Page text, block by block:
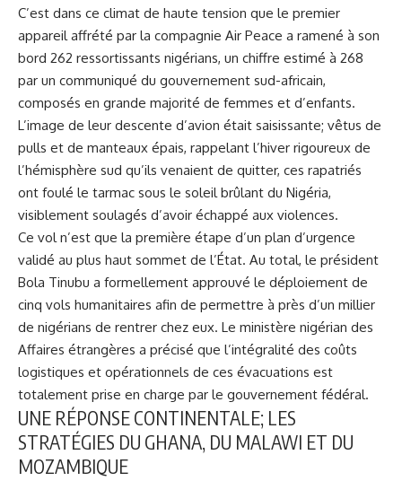
C’est dans ce climat de haute tension que le premier
appareil affrété par la compagnie Air Peace a ramené à son
bord 262 ressortissants nigérians, un chiffre estimé à 268
par un communiqué du gouvernement sud-africain,
composés en grande majorité de femmes et d’enfants.
L’image de leur descente d’avion était saisissante; vêtus de
pulls et de manteaux épais, rappelant l’hiver rigoureux de
l’hémisphère sud qu’ils venaient de quitter, ces rapatriés
ont foulé le tarmac sous le soleil brûlant du Nigéria,
visiblement soulagés d’avoir échappé aux violences.
Ce vol n’est que la première étape d’un plan d’urgence
validé au plus haut sommet de l’État. Au total, le président
Bola Tinubu a formellement approuvé le déploiement de
cinq vols humanitaires afin de permettre à près d’un millier
de nigérians de rentrer chez eux. Le ministère nigérian des
Affaires étrangères a précisé que l’intégralité des coûts
logistiques et opérationnels de ces évacuations est
totalement prise en charge par le gouvernement fédéral.
UNE RÉPONSE CONTINENTALE; LES
STRATÉGIES DU GHANA, DU MALAWI ET DU
MOZAMBIQUE